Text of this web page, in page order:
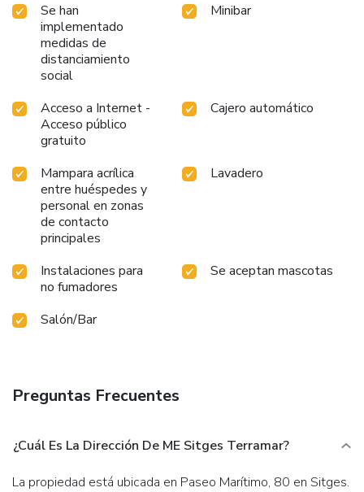
Se han
implementado
medidas de
distanciamiento
social
Minibar
Acceso a Internet -
Acceso público
gratuito
Cajero automático
Mampara acrílica
entre huéspedes y
personal en zonas
de contacto
principales
Lavadero
Instalaciones para
no fumadores
Se aceptan mascotas
Salón/Bar
Preguntas Frecuentes
¿Cuál Es La Dirección De ME Sitges Terramar?
La propiedad está ubicada en Paseo Marítimo, 80 en Sitges.